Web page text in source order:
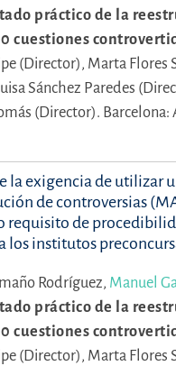
práctico de la
cuestiones
(Director), Marta Flores
Sánchez Paredes
(Director). Barcelona:
la exigencia de utilizar
de controversias
requisito de
los institutos
Rodríguez, Manuel
práctico de la
cuestiones
(Director), Marta Flores